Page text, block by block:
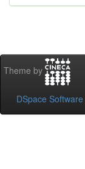
Theme by
DSpace Software